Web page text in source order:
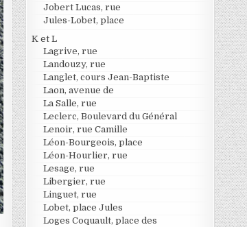
Jobert Lucas, rue
Jules-Lobet, place
K et L
Lagrive, rue
Landouzy, rue
Langlet, cours Jean-Baptiste
Laon, avenue de
La Salle, rue
Leclerc, Boulevard du Général
Lenoir, rue Camille
Léon-Bourgeois, place
Léon-Hourlier, rue
Lesage, rue
Libergier, rue
Linguet, rue
Lobet, place Jules
Loges Coquault, place des